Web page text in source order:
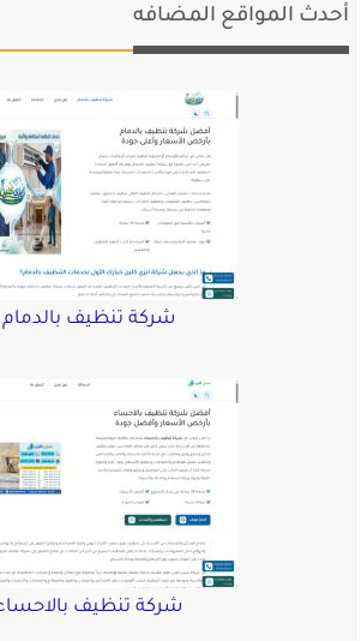
أحدث المواقع المضافه
شركة تنظيف بالدمام
شركة تنظيف بالاحساء